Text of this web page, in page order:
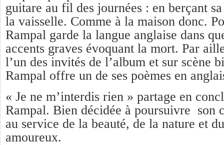
guitare au fil des journées : en berçant
la vaisselle. Comme à la maison donc.
Rampal garde la langue anglaise dans
accents graves évoquant la mort. Par
l’un des invités de l’album et sur scène
Rampal offre un de ses poèmes en
« Je ne m’interdis rien » partage en
Rampal. Bien décidée à poursuivre son
au service de la beauté, de la nature et
amoureux.